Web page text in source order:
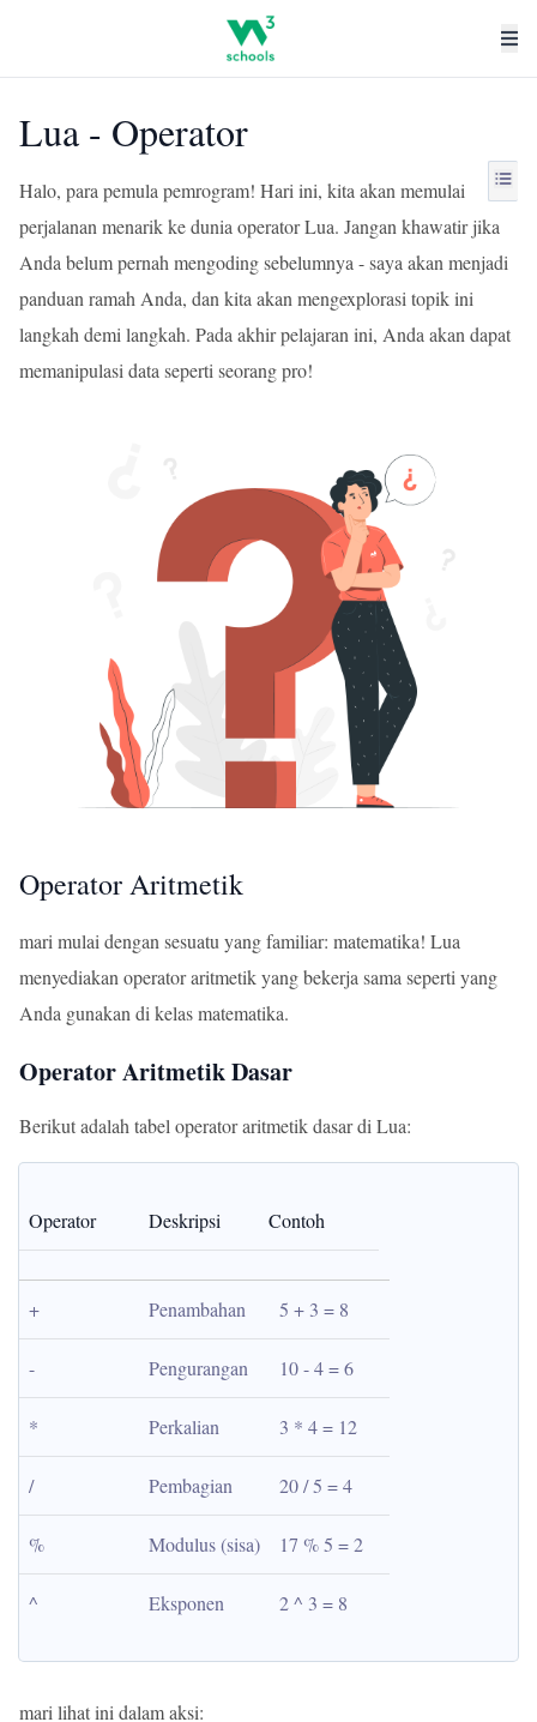
Lua - Operator
Halo, para pemula pemrogram! Hari ini, kita akan memulai
perjalanan menarik ke dunia operator Lua. Jangan khawatir jika
Anda belum pernah mengoding sebelumnya - saya akan menjadi
panduan ramah Anda, dan kita akan mengexplorasi topik ini
langkah demi langkah. Pada akhir pelajaran ini, Anda akan dapat
memanipulasi data seperti seorang pro!
Operator Aritmetik
mari mulai dengan sesuatu yang familiar: matematika! Lua
menyediakan operator aritmetik yang bekerja sama seperti yang
Anda gunakan di kelas matematika.
Operator Aritmetik Dasar
Berikut adalah tabel operator aritmetik dasar di Lua:
Operator Deskripsi Contoh
+ Penambahan 5 + 3 = 8
- Pengurangan 10 - 4 = 6
* Perkalian 3 * 4 = 12
/ Pembagian 20 / 5 = 4
% Modulus (sisa) 17 % 5 = 2
^ Eksponen 2 ^ 3 = 8
mari lihat ini dalam aksi: